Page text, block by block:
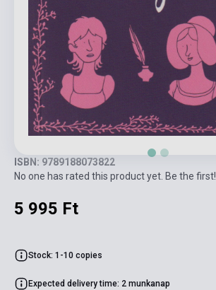
ISBN: 9789188073822
No one has rated this product yet. Be the first!
5 995 Ft
Stock: 1-10 copies
Expected delivery time: 2 munkanap